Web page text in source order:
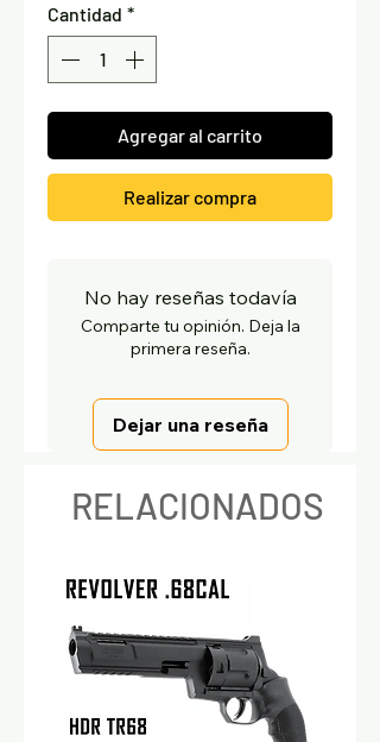
Cantidad *
Agregar al carrito
Realizar compra
No hay reseñas todavía
Comparte tu opinión. Deja la
primera reseña.
Dejar una reseña
RELACIONADOS